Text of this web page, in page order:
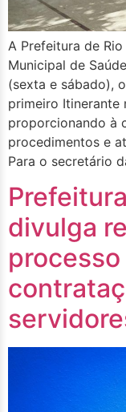
A Prefeitura de
Municipal de
(sexta e sábado),
primeiro Itinerante
proporcionando à
procedimentos e
Para o secretário
divulga